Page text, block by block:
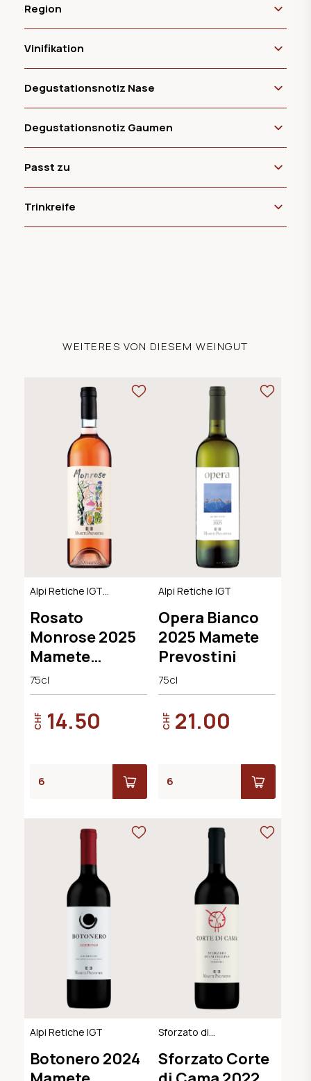
Region
Vinifikation
Degustationsnotiz Nase
Degustationsnotiz Gaumen
Passt zu
Trinkreife
WEITERES VON DIESEM WEINGUT
Alpi Retiche IGT
Rosato
Monrose 2025
Mamete
Prevostini
75cl
CHF 14.50
Alpi Retiche IGT
Opera Bianco
2025 Mamete
Prevostini
75cl
CHF 21.00
Alpi Retiche IGT
Botonero 2024
Sforzato di
Sforzato Corte